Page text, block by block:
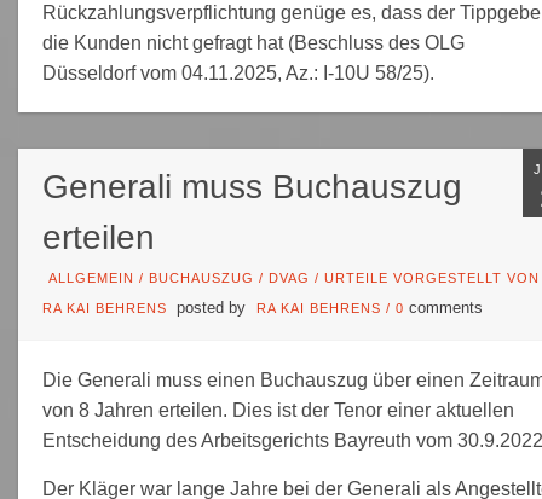
Rückzahlungsverpflichtung genüge es, dass der
die Kunden nicht gefragt hat (Beschluss des OLG
Düsseldorf vom 04.11.2025, Az.: I-10U 58/25).
Generali muss Buchauszug
erteilen
ALLGEMEIN / BUCHAUSZUG / DVAG / URTEILE VORGESTELLT VON
RA KAI BEHRENS posted by RA KAI BEHRENS / 0 comments
Die Generali muss einen Buchauszug über einen
von 8 Jahren erteilen. Dies ist der Tenor einer aktuellen
Entscheidung des Arbeitsgerichts Bayreuth vom
Der Kläger war lange Jahre bei der Generali als